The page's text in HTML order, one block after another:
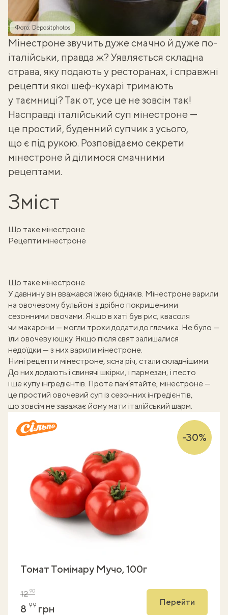
Фото: Depositphotos
Мінестроне звучить дуже смачно й дуже по-
італійськи, правда ж? Уявляється складна
страва, яку подають у ресторанах, і справжні
рецепти якої шеф-кухарі тримають
у таємниці? Так от, усе це не зовсім так!
Насправді італійський суп мінестроне —
це простий, буденний супчик з усього,
що є під рукою. Розповідаємо секрети
мінестроне й ділимося смачними
рецептами.
Зміст
Що таке мінестроне
Рецепти мінестроне
Що таке мінестроне
У давнину він вважався їжею бідняків. Мінестроне варили
на овочевому бульйоні з дрібно покришеними
сезонними овочами. Якщо в хаті був рис, квасоля
чи макарони — могли трохи додати до глечика. Не було —
їли овочеву юшку. Якщо після свят залишалися
недоїдки — з них варили мінестроне.
Нині рецепти мінестроне, ясна річ, стали складнішими.
До них додають і свинячі шкірки, і пармезан, і песто
і ще купу інгредієнтів. Проте пам’ятайте, мінестроне —
це простий овочевий суп із сезонних інгредієнтів,
що зовсім не заважає йому мати італійський шарм.
-30%
Томат Томімару Мучо, 100г
1290
8 99 грн
Перейти